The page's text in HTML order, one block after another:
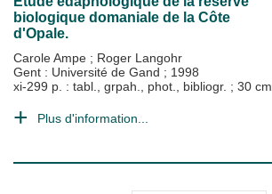
biologique domaniale de la Côte
d'Opale.
Carole Ampe ; Roger Langohr
Gent : Université de Gand ; 1998
xi-299 p. : tabl., grpah., phot., bibliogr. ; 30 cm
Plus d'information...